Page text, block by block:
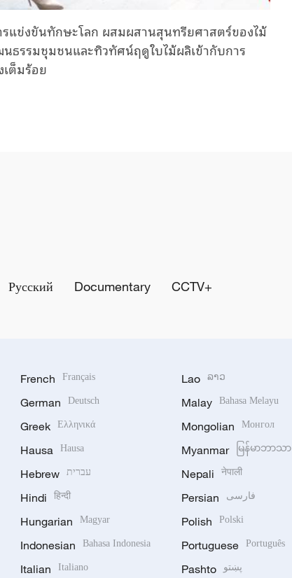
แข่งขันทักษะโลก ผสมผสานสุนทรียศาสตร์ของไม้
ธรรมชุมชนและทิวทัศน์ฤดูใบไม้ผลิเข้ากับการ
ต็มร้อย
Русский Documentary CCTV+
French Français
German Deutsch
Greek Ελληνικά
Hausa Hausa
Hebrew עברית
Hindi हिन्दी
Hungarian Magyar
Indonesian Bahasa Indonesia
Italian Italiano
Lao ລາວ
Malay Bahasa Melayu
Mongolian Монгол
Myanmar မြန်မာဘာသာ
Nepali नेपाली
Persian فارسی
Polish Polski
Portuguese Português
Pashto پښتو